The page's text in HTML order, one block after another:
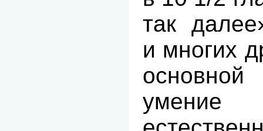
так
и многих